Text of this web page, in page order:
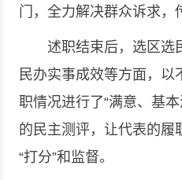
门，全力解决群众诉求，
述职结束后，选区选
民办实事成效等方面，以
职情况进行了“满意、基
的民主测评，让代表的履
“打分”和监督。